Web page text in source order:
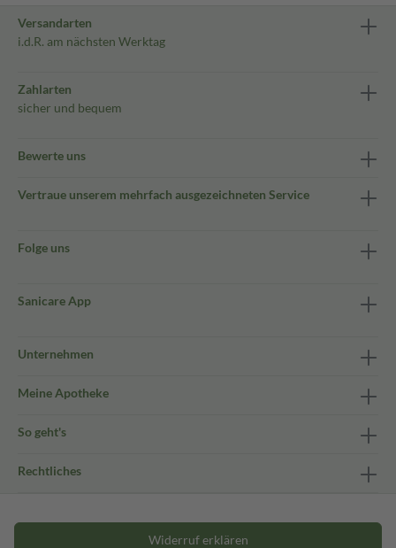
Versandarten
i.d.R. am nächsten Werktag
Zahlarten
sicher und bequem
Bewerte uns
Vertraue unserem mehrfach ausgezeichneten Service
Folge uns
Sanicare App
Unternehmen
Meine Apotheke
So geht's
Rechtliches
Widerruf erklären